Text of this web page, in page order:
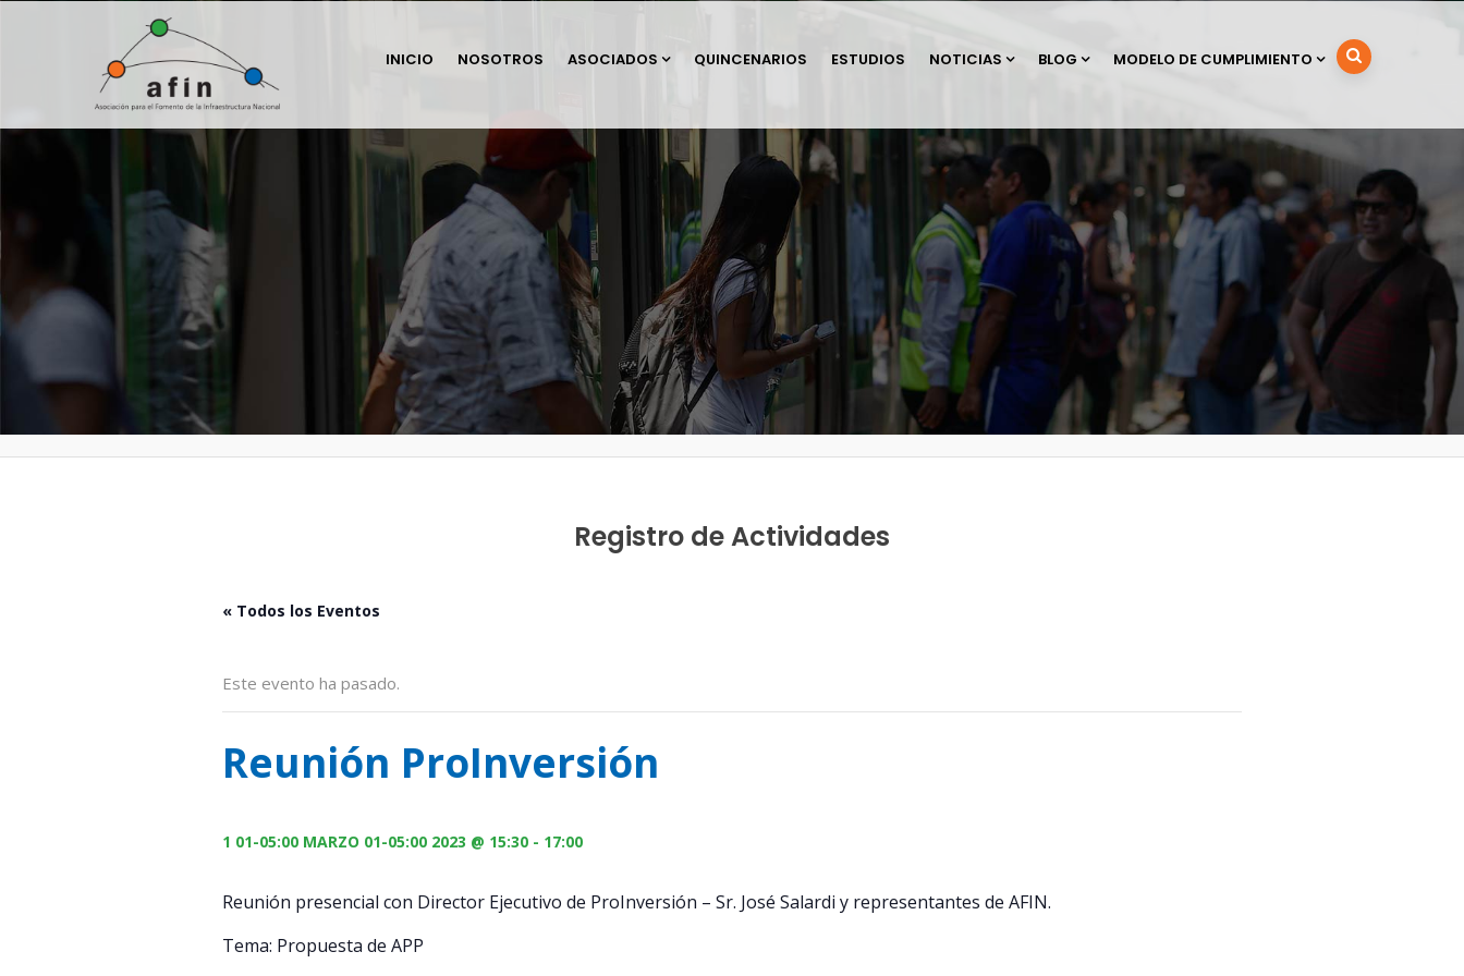
INICIO NOSOTROS ASOCIADOS QUINCENARIOS ESTUDIOS NOTICIAS BLOG MODELO DE CUMPLIMIENTO
Registro de Actividades
« Todos los Eventos
Este evento ha pasado.
Reunión ProInversión
1 01-05:00 MARZO 01-05:00 2023 @ 15:30 - 17:00
Reunión presencial con Director Ejecutivo de ProInversión – Sr. José Salardi y representantes de AFIN.
Tema: Propuesta de APP